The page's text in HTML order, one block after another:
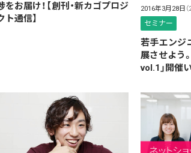
をお届け！【創刊・新カゴプロジ
ト通信】
2016年3月28日
セミナー
若手エンジ
展させよう
vol.1」開催